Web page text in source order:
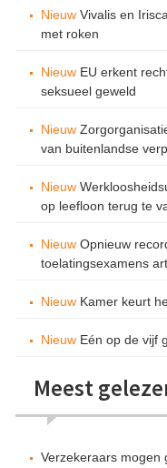
Nieuw Vivalis en
met roken
Nieuw EU erkent
seksueel geweld
Nieuw
van buitenlandse
Nieuw
op leefloon terug te
Nieuw Opnieuw
toelatingsexamens
Nieuw Kamer keurt
Nieuw Eén op de vijf
Meest
Verzekeraars mogen